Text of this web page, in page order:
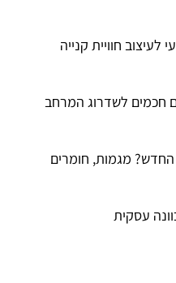
חוויית קנייה
חכמים לשדרוג המרחב
החדש? מגמות, חומרים
עסקית